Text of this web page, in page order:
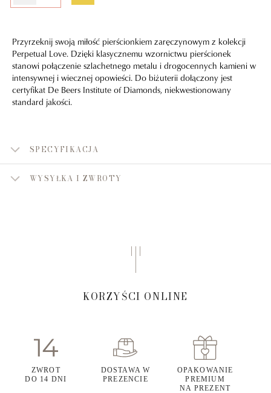
Przyrzeknij swoją miłość pierścionkiem zaręczynowym z kolekcji
Perpetual Love. Dzięki klasycznemu wzornictwu pierścionek
stanowi połączenie szlachetnego metalu i drogocennych kamieni w
intensywnej i wiecznej opowieści. Do biżuterii dołączony jest
certyfikat De Beers Institute of Diamonds, niekwestionowany
standard jakości.
SPECYFIKACJA
WYSYŁKA I ZWROTY
KORZYŚCI ONLINE
ZWROT
DO 14 DNI
DOSTAWA W
PREZENCIE
OPAKOWANIE
PREMIUM
NA PREZENT